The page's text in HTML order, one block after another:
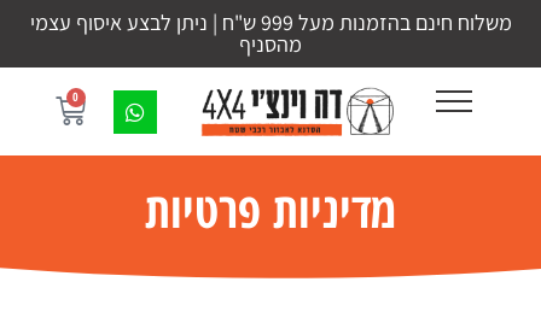
משלוח חינם בהזמנות מעל 999 ש"ח | ניתן לבצע איסוף עצמי
מהסניף
0
מדיניות פרטיות